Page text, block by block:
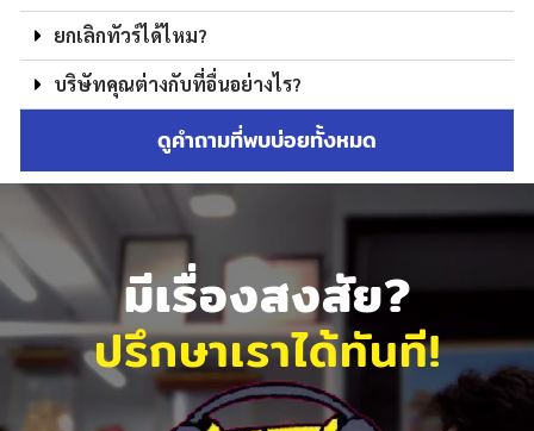
ยกเลิกทัวร์ได้ไหม?
บริษัทคุณต่างกับที่อื่นอย่างไร?
ดูคำถามที่พบบ่อยทั้งหมด
มีเรื่องสงสัย?
ปรึกษาเราได้ทันที!